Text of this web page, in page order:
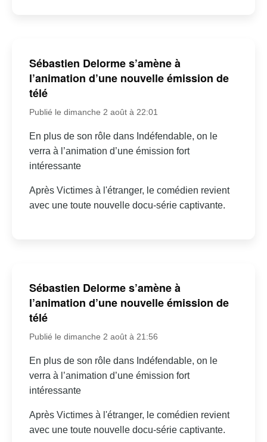
Sébastien Delorme s’amène à
l’animation d’une nouvelle émission de
télé
Publié le dimanche 2 août à 22:01
En plus de son rôle dans Indéfendable, on le
verra à l’animation d’une émission fort
intéressante
Après Victimes à l'étranger, le comédien revient
avec une toute nouvelle docu-série captivante.
Sébastien Delorme s’amène à
l’animation d’une nouvelle émission de
télé
Publié le dimanche 2 août à 21:56
En plus de son rôle dans Indéfendable, on le
verra à l’animation d’une émission fort
intéressante
Après Victimes à l'étranger, le comédien revient
avec une toute nouvelle docu-série captivante.